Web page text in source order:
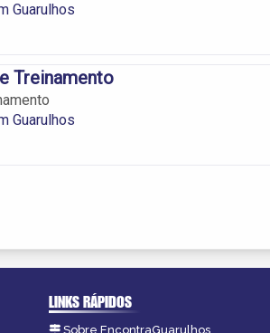
Guarulhos
Treinamento
Guarulhos
LINKS RÁPIDOS
Sobre EncontraGuarulhos